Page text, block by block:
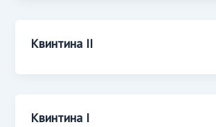
Квинтина II
Квинтина I